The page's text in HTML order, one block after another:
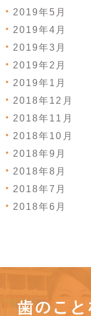
2019年5月
2019年4月
2019年3月
2019年2月
2019年1月
2018年12月
2018年11月
2018年10月
2018年9月
2018年8月
2018年7月
2018年6月
歯のこ